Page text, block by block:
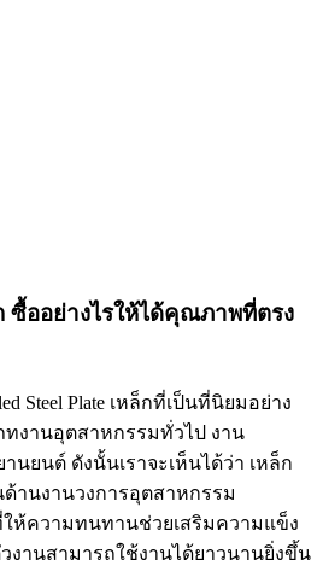
ซื้ออย่างไรให้ได้คุณภาพที่ตรง
Steel Plate เหล็กที่เป็นที่นิยมอย่าง
ทงานอุตสาหกรรมทั่วไป งาน
ยนต์ ดังนั้นเราจะเห็นได้ว่า เหล็ก
านงานวงการอุตสาหกรรม
ให้ความทนทานช่วยเสริมความแข็ง
งานสามารถใช้งานได้ยาวนานยิ่งขึ้น